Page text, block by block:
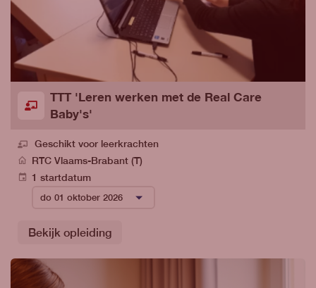
TTT 'Leren werken met de Real Care
Baby's'
Geschikt voor leerkrachten
RTC Vlaams-Brabant (T)
1 startdatum
Bekijk opleiding